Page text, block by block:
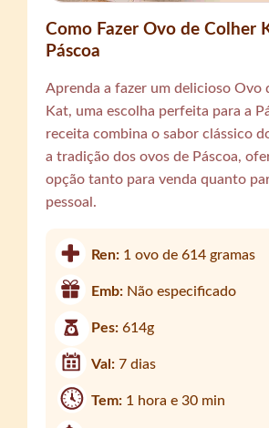
Como Fazer Ovo de Colher
Páscoa
Aprenda a fazer um delicioso Ovo
Kat, uma escolha perfeita para a
receita combina o sabor clássico
a tradição dos ovos de Páscoa,
opção tanto para venda quanto
pessoal.
Ren: 1 ovo de 614 gramas
Emb: Não especificado
Pes:614g
Val:7 dias
Tem: 1 hora e 30 min